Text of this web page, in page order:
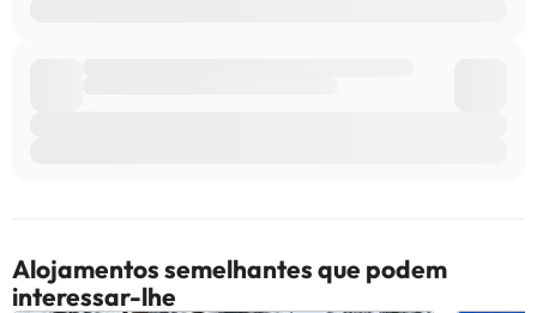
Alojamentos semelhantes que podem
interessar-lhe